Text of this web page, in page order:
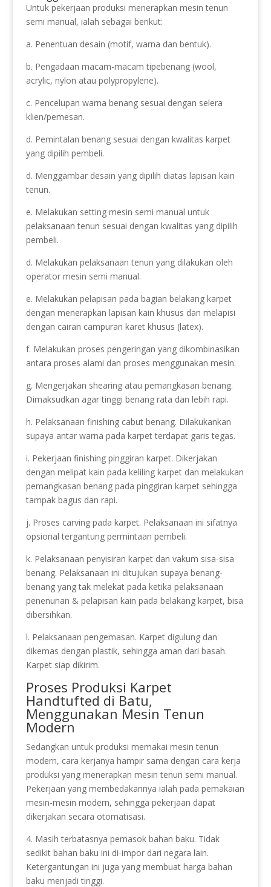
Untuk pekerjaan produksi menerapkan mesin tenun
semi manual, ialah sebagai berikut:
a. Penentuan desain (motif, warna dan bentuk).
b. Pengadaan macam-macam tipebenang (wool,
acrylic, nylon atau polypropylene).
c. Pencelupan warna benang sesuai dengan selera
klien/pemesan.
d. Pemintalan benang sesuai dengan kwalitas karpet
yang dipilih pembeli.
d. Menggambar desain yang dipilih diatas lapisan kain
tenun.
e. Melakukan setting mesin semi manual untuk
pelaksanaan tenun sesuai dengan kwalitas yang dipilih
pembeli.
d. Melakukan pelaksanaan tenun yang dilakukan oleh
operator mesin semi manual.
e. Melakukan pelapisan pada bagian belakang karpet
dengan menerapkan lapisan kain khusus dan melapisi
dengan cairan campuran karet khusus (latex).
f. Melakukan proses pengeringan yang dikombinasikan
antara proses alami dan proses menggunakan mesin.
g. Mengerjakan shearing atau pemangkasan benang.
Dimaksudkan agar tinggi benang rata dan lebih rapi.
h. Pelaksanaan finishing cabut benang. Dilakukankan
supaya antar warna pada karpet terdapat garis tegas.
i. Pekerjaan finishing pinggiran karpet. Dikerjakan
dengan melipat kain pada keliling karpet dan melakukan
pemangkasan benang pada pinggiran karpet sehingga
tampak bagus dan rapi.
j. Proses carving pada karpet. Pelaksanaan ini sifatnya
opsional tergantung permintaan pembeli.
k. Pelaksanaan penyisiran karpet dan vakum sisa-sisa
benang. Pelaksanaan ini ditujukan supaya benang-
benang yang tak melekat pada ketika pelaksanaan
penenunan & pelapisan kain pada belakang karpet, bisa
dibersihkan.
l. Pelaksanaan pengemasan. Karpet digulung dan
dikemas dengan plastik, sehingga aman dari basah.
Karpet siap dikirim.
Proses Produksi Karpet
Handtufted di Batu,
Menggunakan Mesin Tenun
Modern
Sedangkan untuk produksi memakai mesin tenun
modern, cara kerjanya hampir sama dengan cara kerja
produksi yang menerapkan mesin tenun semi manual.
Pekerjaan yang membedakannya ialah pada pemakaian
mesin-mesin modern, sehingga pekerjaan dapat
dikerjakan secara otomatisasi.
4. Masih terbatasnya pemasok bahan baku. Tidak
sedikit bahan baku ini di-impor dari negara lain.
Ketergantungan ini juga yang membuat harga bahan
baku menjadi tinggi.